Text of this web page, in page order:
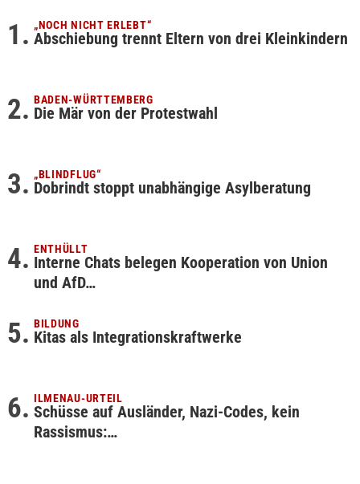
„NOCH NICHT ERLEBT“
Abschiebung trennt Eltern von drei Kleinkindern
BADEN-WÜRTTEMBERG
Die Mär von der Protestwahl
„BLINDFLUG“
Dobrindt stoppt unabhängige Asylberatung
ENTHÜLLT
Interne Chats belegen Kooperation von Union
und AfD…
BILDUNG
Kitas als Integrationskraftwerke
ILMENAU-URTEIL
Schüsse auf Ausländer, Nazi-Codes, kein
Rassismus:…